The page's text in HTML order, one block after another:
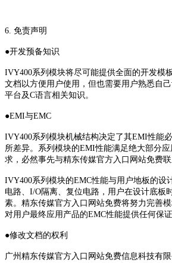
6. 免责声明
●开发预备知识
IVY400系列模块将尽可能提供全面的开发模板
文档以方便用户使用，但也需要用户熟悉自
平台及C语言相关知识。
●EMI与EMC
IVY400系列模块机械结构决定了其EMI性能
所差异。系列模块的EMI性能满足绝大部分应
求，必然事先与精东传媒官方入口网站免费联系
IVY400系列模块的EMC性能与用户地板的设计密
电路、I/O隔离、复位电路，用户在设计底
素。精东传媒官方入口网站免费将努力完善模
对用户最终应用产品的EMC性能提供任何保证
●修改文档的权利
广州精东传媒官方入口网站免费信息科技有